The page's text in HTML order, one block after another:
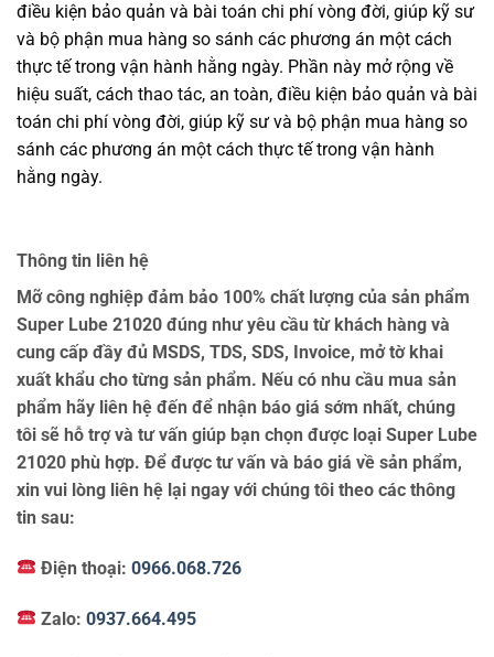
điều kiện bảo quản và bài toán chi phí vòng đời, giúp kỹ sư
và bộ phận mua hàng so sánh các phương án một cách
thực tế trong vận hành hằng ngày. Phần này mở rộng về
hiệu suất, cách thao tác, an toàn, điều kiện bảo quản và bài
toán chi phí vòng đời, giúp kỹ sư và bộ phận mua hàng so
sánh các phương án một cách thực tế trong vận hành
hằng ngày.
Thông tin liên hệ
Mỡ công nghiệp đảm bảo 100% chất lượng của sản phẩm
Super Lube 21020 đúng như yêu cầu từ khách hàng và
cung cấp đầy đủ MSDS, TDS, SDS, Invoice, mở tờ khai
xuất khẩu cho từng sản phẩm. Nếu có nhu cầu mua sản
phẩm hãy liên hệ đến để nhận báo giá sớm nhất, chúng
tôi sẽ hỗ trợ và tư vấn giúp bạn chọn được loại Super Lube
21020 phù hợp. Để được tư vấn và báo giá về sản phẩm,
xin vui lòng liên hệ lại ngay với chúng tôi theo các thông
tin sau:
Điện thoại:0966.068.726
Zalo:0937.664.495